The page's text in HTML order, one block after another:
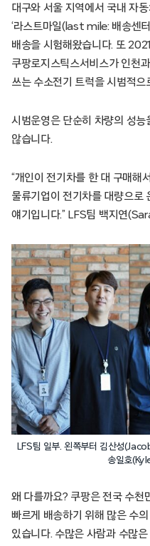
대구와 서울 지역에서 국내 자
‘라스트마일(last mile: 배송센
배송을 시험해왔습니다. 또
쿠팡로지스틱스서비스가 인천
쓰는 수소전기 트럭을 시범적으
시범운영은 단순히 차량의 성능
않습니다.
“개인이 전기차를 한 대 구매해
물류기업이 전기차를 대량으로
얘기입니다.” LFS팀 백지연
LFS팀 일부. 왼쪽부터 김산성
송일호
왜 다를까요? 쿠팡은 전국 수
빠르게 배송하기 위해 많은 수
있습니다. 수많은 사람과 수많